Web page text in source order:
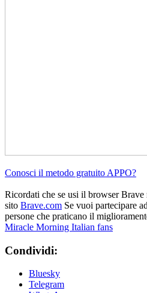
Conosci il metodo gratuito APPO?
Ricordati che se usi il browser
sito Brave.com Se vuoi partecipare
persone che praticano il
Miracle Morning Italian fans
Condividi:
Bluesky
Telegram